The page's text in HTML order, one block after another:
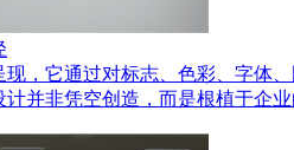
，它通过对标志、色彩、字体
并非凭空创造，而是根植于